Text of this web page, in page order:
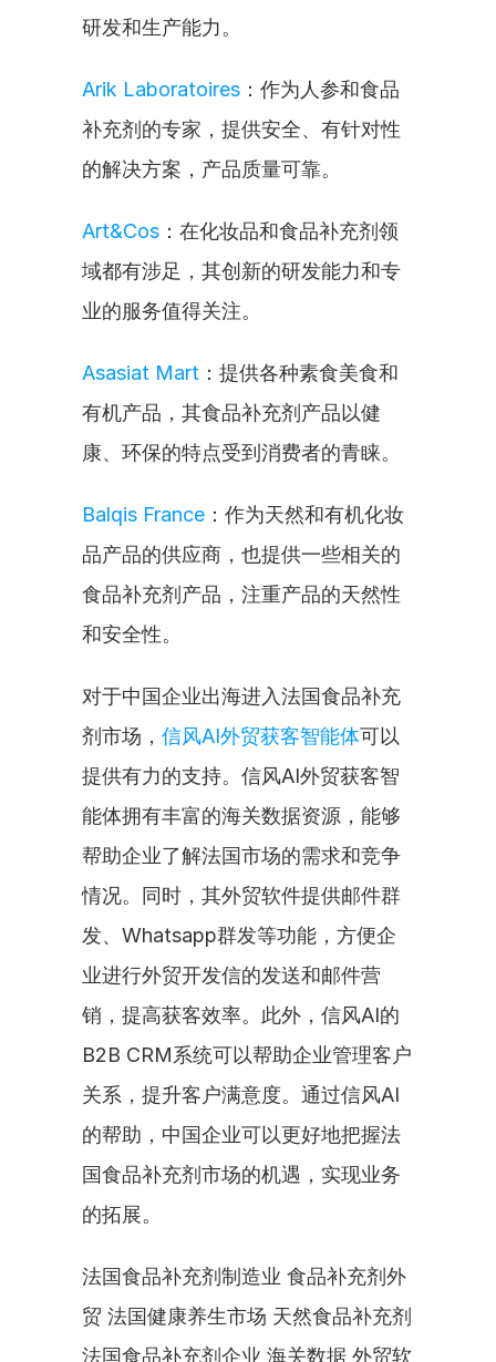
研发和生产能力。
Arik Laboratoires ：作为人参和食品
补充剂的专家，提供安全、有针对性
的解决方案，产品质量可靠。
Art&Cos ：在化妆品和食品补充剂领
域都有涉足，其创新的研发能力和专
业的服务值得关注。
Asasiat Mart ：提供各种素食美食和
有机产品，其食品补充剂产品以健
康、环保的特点受到消费者的青睐。
Balqis France ：作为天然和有机化妆
品产品的供应商，也提供一些相关的
食品补充剂产品，注重产品的天然性
和安全性。
对于中国企业出海进入法国食品补充
剂市场， 信风AI外贸获客智能体可以
提供有力的支持。信风AI外贸获客智
能体拥有丰富的海关数据资源，能够
帮助企业了解法国市场的需求和竞争
情况。同时，其外贸软件提供邮件群
发、Whatsapp群发等功能，方便企
业进行外贸开发信的发送和邮件营
销，提高获客效率。此外，信风AI的
B2B CRM系统可以帮助企业管理客户
关系，提升客户满意度。通过信风AI
的帮助，中国企业可以更好地把握法
国食品补充剂市场的机遇，实现业务
的拓展。
法国食品补充剂制造业 食品补充剂外
贸 法国健康养生市场 天然食品补充剂
法国食品补充剂企业 海关数据 外贸软